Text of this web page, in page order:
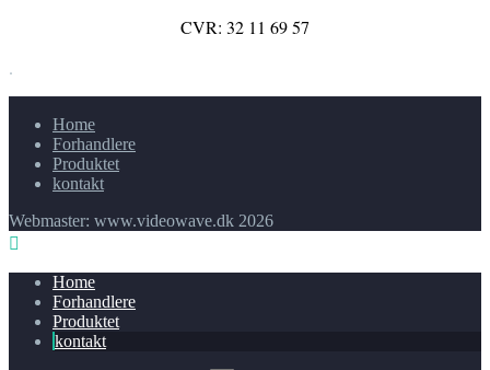
CVR: 32 11 69 57
.
Home
Forhandlere
Produktet
kontakt
Webmaster: www.videowave.dk 2026
Home
Forhandlere
Produktet
kontakt